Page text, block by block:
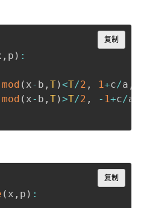
, p ) :
mod ( x- b , T)<T/2 , 1+c/a ,
mod ( x- b , T)>T/2 , - 1+c/a
复制
Copy
( x , p ) :
复制
Copy